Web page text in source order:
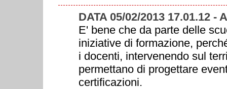
DATA 05/02/2013 17.01.12 -
E' bene che da parte delle
iniziative di formazione,
i docenti, intervenendo sul
permettano di progettare
certificazioni.